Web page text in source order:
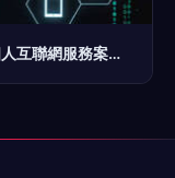
騰訊公司背景調查調查什么內容？——個人互聯網服務案例分析